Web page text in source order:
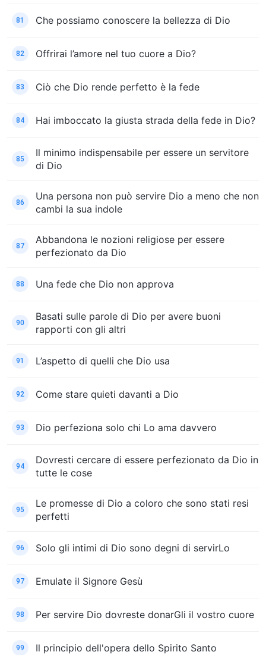
81 Che possiamo conoscere la bellezza di Dio
82 Offrirai l’amore nel tuo cuore a Dio?
83 Ciò che Dio rende perfetto è la fede
84 Hai imboccato la giusta strada della fede in Dio?
85
Il minimo indispensabile per essere un servitore
di Dio
86
Una persona non può servire Dio a meno che non
cambi la sua indole
87
Abbandona le nozioni religiose per essere
perfezionato da Dio
88 Una fede che Dio non approva
90
Basati sulle parole di Dio per avere buoni
rapporti con gli altri
91 L’aspetto di quelli che Dio usa
92 Come stare quieti davanti a Dio
93 Dio perfeziona solo chi Lo ama davvero
94
Dovresti cercare di essere perfezionato da Dio in
tutte le cose
95
Le promesse di Dio a coloro che sono stati resi
perfetti
96 Solo gli intimi di Dio sono degni di servirLo
97 Emulate il Signore Gesù
98 Per servire Dio dovreste donarGli il vostro cuore
99 Il principio dell'opera dello Spirito Santo